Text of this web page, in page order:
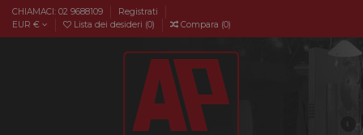
CHIAMACI: 02 9688109
Registrati
EUR €
Lista dei desideri (0) Compara (0)